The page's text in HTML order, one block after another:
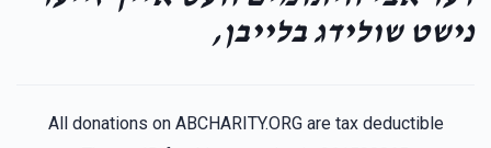
נישט שולידג בלייבן,
All donations on ABCHARITY.ORG are tax deductible